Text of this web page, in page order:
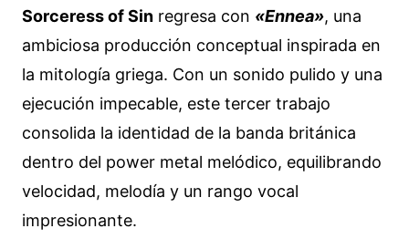
Sorceress of Sin regresa con «Ennea», una
ambiciosa producción conceptual inspirada en
la mitología griega. Con un sonido pulido y una
ejecución impecable, este tercer trabajo
consolida la identidad de la banda británica
dentro del power metal melódico, equilibrando
velocidad, melodía y un rango vocal
impresionante.